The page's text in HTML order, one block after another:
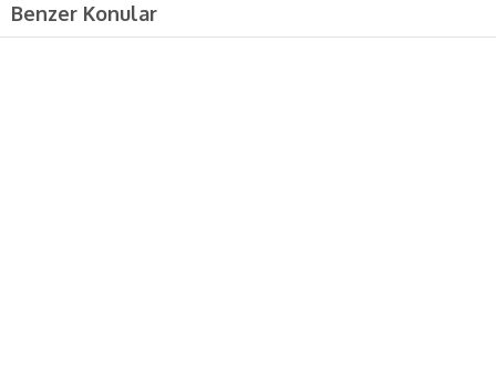
Benzer Konular